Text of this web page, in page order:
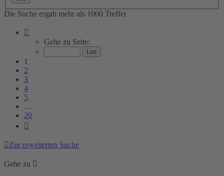
Die Suche ergab mehr als 1000 Treffer
von
Gehe zu Seite:
1
2
3
4
5
…
20
Zur erweiterten Suche
Gehe zu